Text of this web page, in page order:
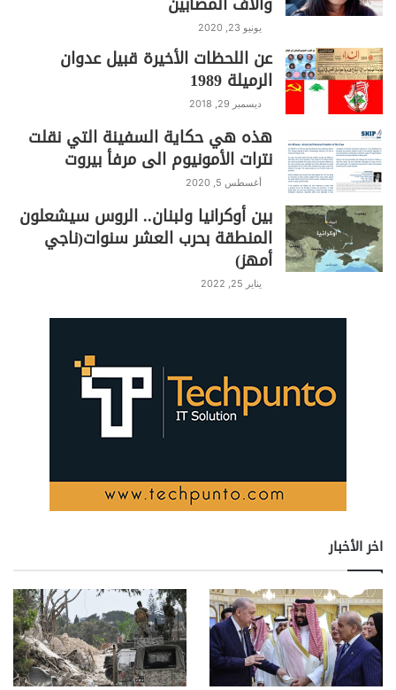
يونيو 23, 2020
عن اللحظات الأخيرة قبيل عدوان
الرميلة 1989
ديسمبر 29, 2018
هذه هي حكاية السفينة التي نقلت
نترات الأمونيوم الى مرفأ بيروت
أغسطس 5, 2020
بين أوكرانيا ولبنان.. الروس سيشعلون
المنطقة بحرب العشر سنوات(ناجي
أمهز)
يناير 25, 2022
اخر الأخبار